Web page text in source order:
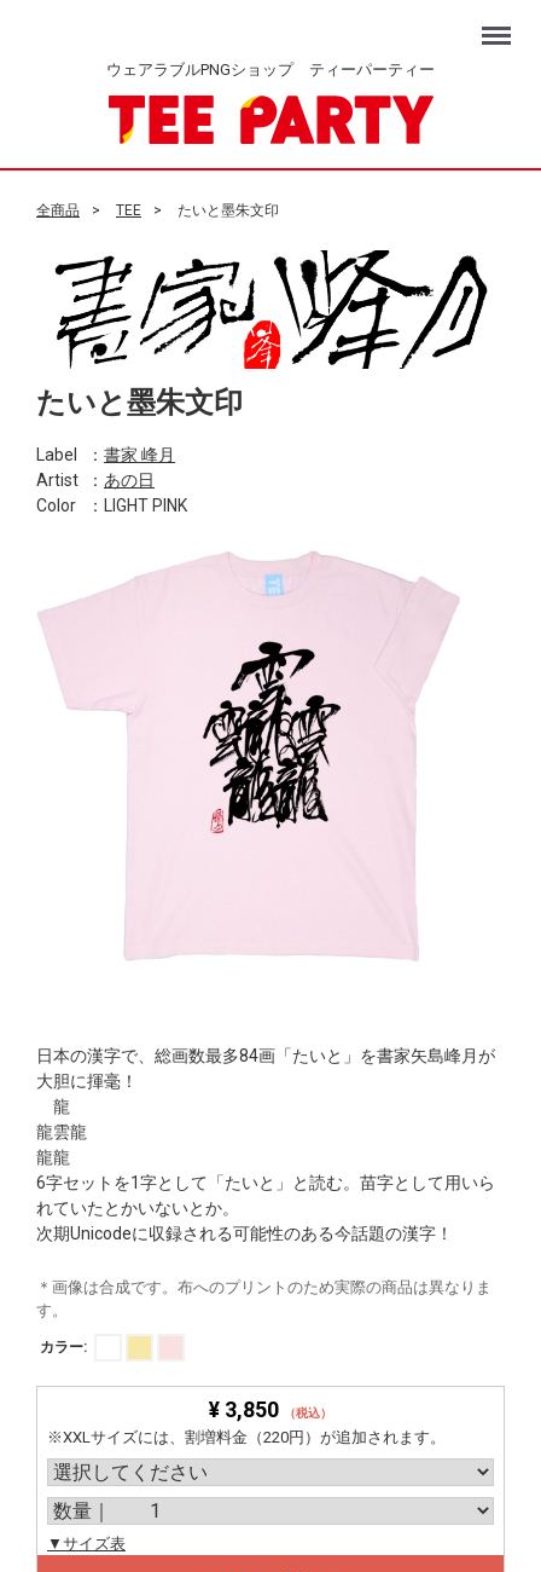
ウェアラブルPNGショップ ティーパーティー
Menu
全商品 TEE たいと墨朱文印
たいと墨朱文印
Label ： 書家 峰月
Artist
： あの日
Color
：LIGHT PINK
日本の漢字で、総画数最多84画「たいと」を書家矢島峰月が
大胆に揮毫！
龍
龍雲龍
龍龍
6字セットを1字として「たいと」と読む。苗字として用いら
れていたとかいないとか。
次期Unicodeに収録される可能性のある今話題の漢字！
＊画像は合成です。布へのプリントのため実際の商品は異なりま
す。
カラー:
¥ 3,850 （税込）
※XXLサイズには、割増料金（220円）が追加されます。
▼サイズ表